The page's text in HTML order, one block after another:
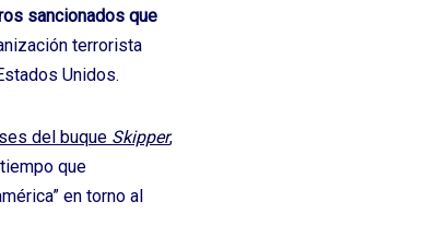
sancionados que
terrorista
Unidos.
del buque Skipper,
que
en torno al